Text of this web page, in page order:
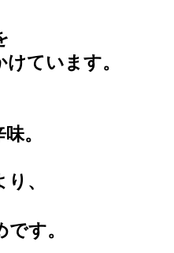
ています。
。
、
す。